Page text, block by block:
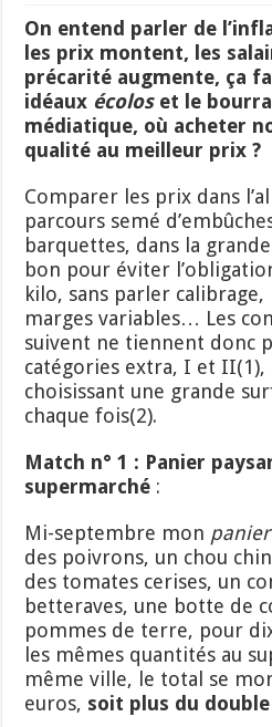
On entend parler de
les prix montent, les
précarité augmente, ça
idéaux écoloset le
médiatique, où acheter
qualité au meilleur prix ?
Comparer les prix dans
parcours semé
barquettes, dans la
bon pour éviter
kilo, sans parler
marges variables… Les
suivent ne tiennent donc
catégories extra, I et
choisissant une grande
chaque fois(2).
Match n° 1 : Panier
supermarché :
Mi-septembre mon panier
des poivrons, un chou
des tomates cerises, un
betteraves, une botte de
pommes de terre, pour
les mêmes quantités au
même ville, le total se
euros, soit plus du